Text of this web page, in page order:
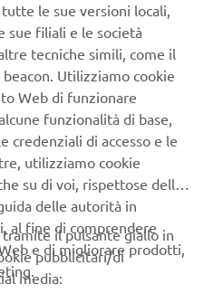
Motoclub partecipa al
in Val di Susa . Tra i
2006 c’è
Yamaha . Nel 2009 a
una esposizione per il
esposte tutte le 8
oltre 20 anni di
ha partecipato alla prima
rarissima HL500 ed alcune
in sinergia con
spazio all’interno dello
nazionali.
le sue versioni locali,
sue filiali e le società
tecniche simili, come il
Utilizziamo cookie
Web di funzionare
funzionalità di base,
credenziali di accesso e le
utilizziamo cookie
su di voi, rispettose della
delle autorità in
al fine di comprendere
e di migliorare prodotti,
il pulsante giallo in
pubblicitari/di
media: